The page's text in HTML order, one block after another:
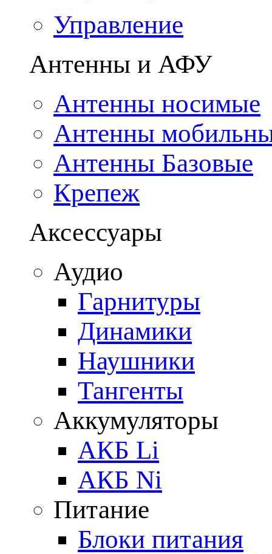
Управление
Антенны и АФУ
Антенны носимые
Антенны
Антенны Базовые
Крепеж
Аксессуары
Аудио
Гарнитуры
Динамики
Наушники
Тангенты
Аккумуляторы
АКБ Li
АКБ Ni
Питание
Блоки питания